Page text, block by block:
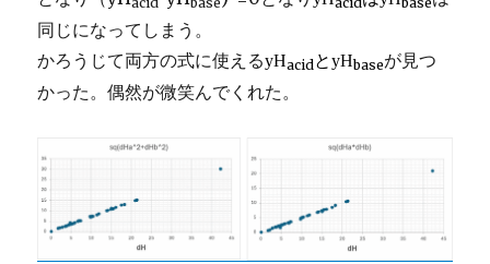
同じになってしまう。
かろうじて両方の式に使えるyHacidとyHbaseが見つ
かった。偶然が微笑んでくれた。